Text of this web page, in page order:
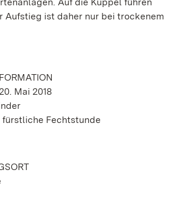
Aufstieg ist daher nur bei trockenem
Mai 2018
Fechtstunde